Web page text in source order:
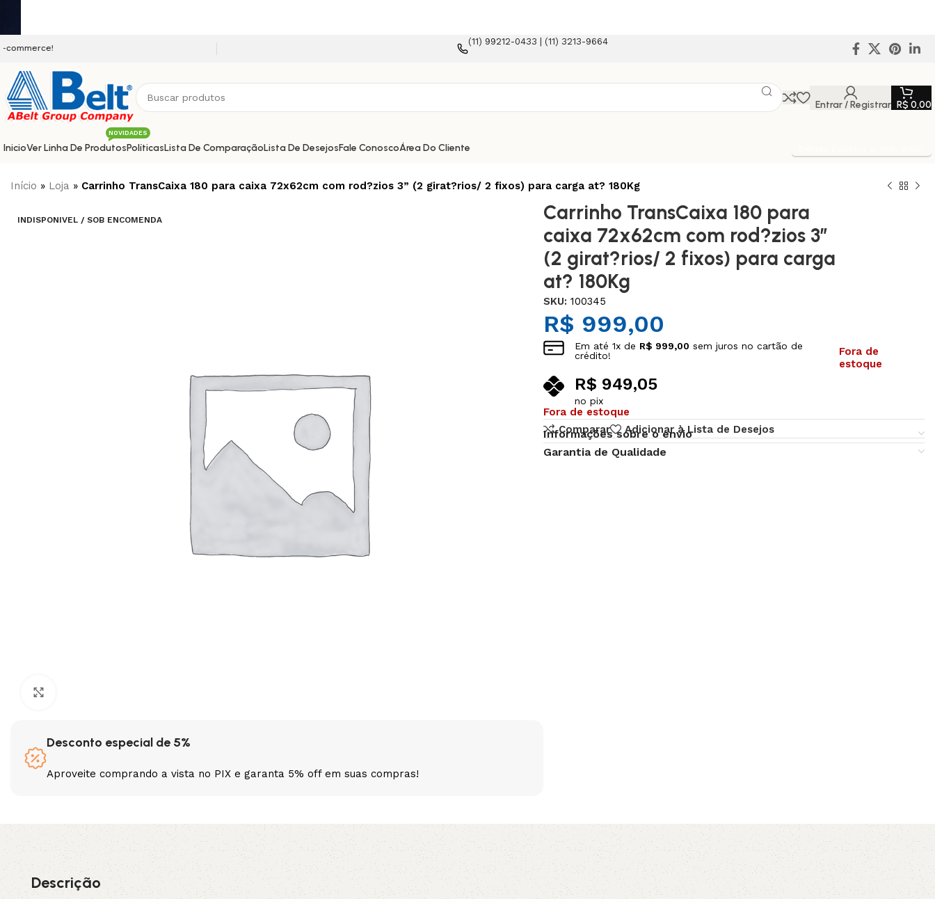
(11) 99212-0433 | (11) 3213-9664
Entrar / Registrar R$ 0,00
InicioVer Linha De Produtos
NOVIDADES
PolíticasLista De ComparaçãoLista De DesejosFale ConoscoÁrea Do Cliente
Início » Loja » Carrinho TransCaixa 180 para caixa 72x62cm com rod?zios 3” (2 girat?rios/ 2 fixos) para carga at? 180Kg
INDISPONIVEL / SOB ENCOMENDA
Desconto especial de 5%
Aproveite comprando a vista no PIX e garanta 5% off em suas compras!
Carrinho TransCaixa 180 para
caixa 72x62cm com rod?zios 3”
(2 girat?rios/ 2 fixos) para carga
at? 180Kg
SKU:100345
R$ 999,00
Em até1x de R$ 999,00 sem juros no cartão de
crédito!
R$ 949,05
no pix
Fora de
estoque
Fora de estoque
Comparar
Adicionar à Lista de Desejos
Informações sobre o envio
Garantia de Qualidade
Descrição